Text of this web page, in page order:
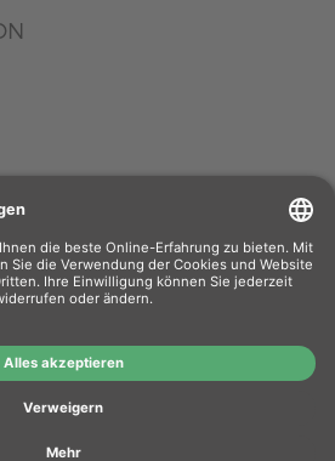
: Das Angebot unseres Web-
nicht an Wiederverkäufer.
unserem Händler-Portal